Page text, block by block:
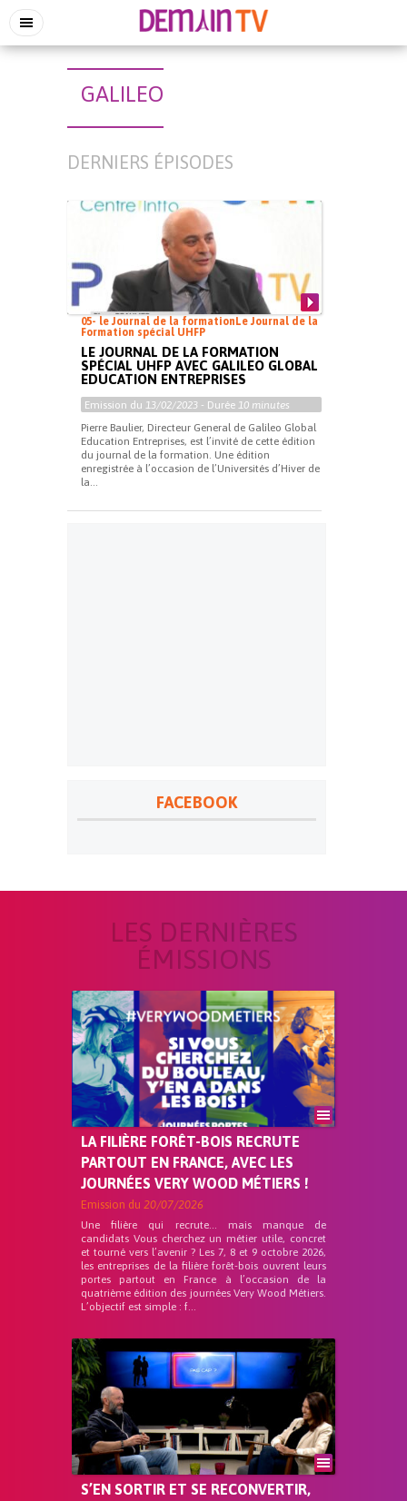
GALILEO
DERNIERS ÉPISODES
05- le Journal de la formation Le Journal de la
Formation spécial UHFP
LE JOURNAL DE LA FORMATION
SPÉCIAL UHFP AVEC GALILEO GLOBAL
EDUCATION ENTREPRISES
Emission du 13/02/2023 - Durée 10 minutes
Pierre Baulier, Directeur General de Galileo Global
Education Entreprises, est l’invité de cette édition
du journal de la formation. Une édition
enregistrée à l’occasion de l’Universités d’Hiver de
la...
FACEBOOK
LES DERNIÈRES
ÉMISSIONS
LA FILIÈRE FORÊT-BOIS RECRUTE
PARTOUT EN FRANCE, AVEC LES
JOURNÉES VERY WOOD MÉTIERS !
Emission du 20/07/2026
Une filière qui recrute… mais manque de
candidats Vous cherchez un métier utile, concret
et tourné vers l’avenir ? Les 7, 8 et 9 octobre 2026,
les entreprises de la filière forêt-bois ouvrent leurs
portes partout en France à l’occasion de la
quatrième édition des journées Very Wood Métiers.
L’objectif est simple : f...
S’EN SORTIR ET SE RECONVERTIR,